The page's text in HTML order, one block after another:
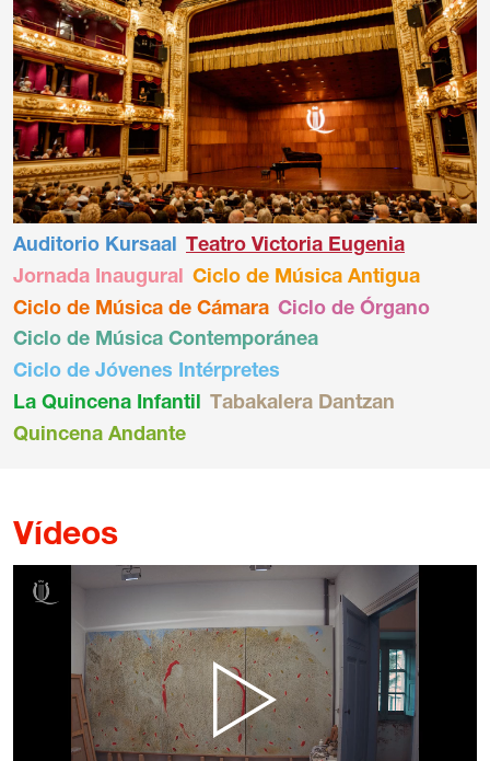
Auditorio Kursaal Teatro Victoria Eugenia
Jornada Inaugural Ciclo de Música Antigua
Ciclo de Música de Cámara Ciclo de Órgano
Ciclo de Música Contemporánea
Ciclo de Jóvenes Intérpretes
La Quincena Infantil Tabakalera Dantzan
Quincena Andante
Vídeos